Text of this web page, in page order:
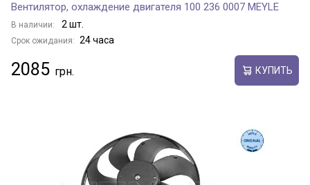
Вентилятор, охлаждение двигателя 100 236 0007 MEYLE
В наличии: 2 шт.
Срок ожидания: 24 часа
2085 КУПИТЬ